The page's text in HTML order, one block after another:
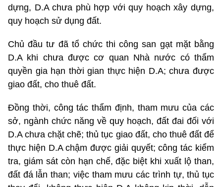
dựng, D.A chưa phù hợp với quy hoạch xây dựng,
quy hoạch sử dụng đất.
Chủ đầu tư đã tổ chức thi công san gạt mặt bằng
D.A khi chưa được cơ quan Nhà nước có thẩm
quyền gia hạn thời gian thực hiện D.A; chưa được
giao đất, cho thuê đất.
Đồng thời, công tác thẩm định, tham mưu của các
sở, ngành chức năng về quy hoạch, đất đai đối với
D.A chưa chặt chẽ; thủ tục giao đất, cho thuê đất để
thực hiện D.A chậm được giải quyết; công tác kiểm
tra, giám sát còn hạn chế, đặc biệt khi xuất lộ than,
đất đá lẫn than; việc tham mưu các trình tự, thủ tục